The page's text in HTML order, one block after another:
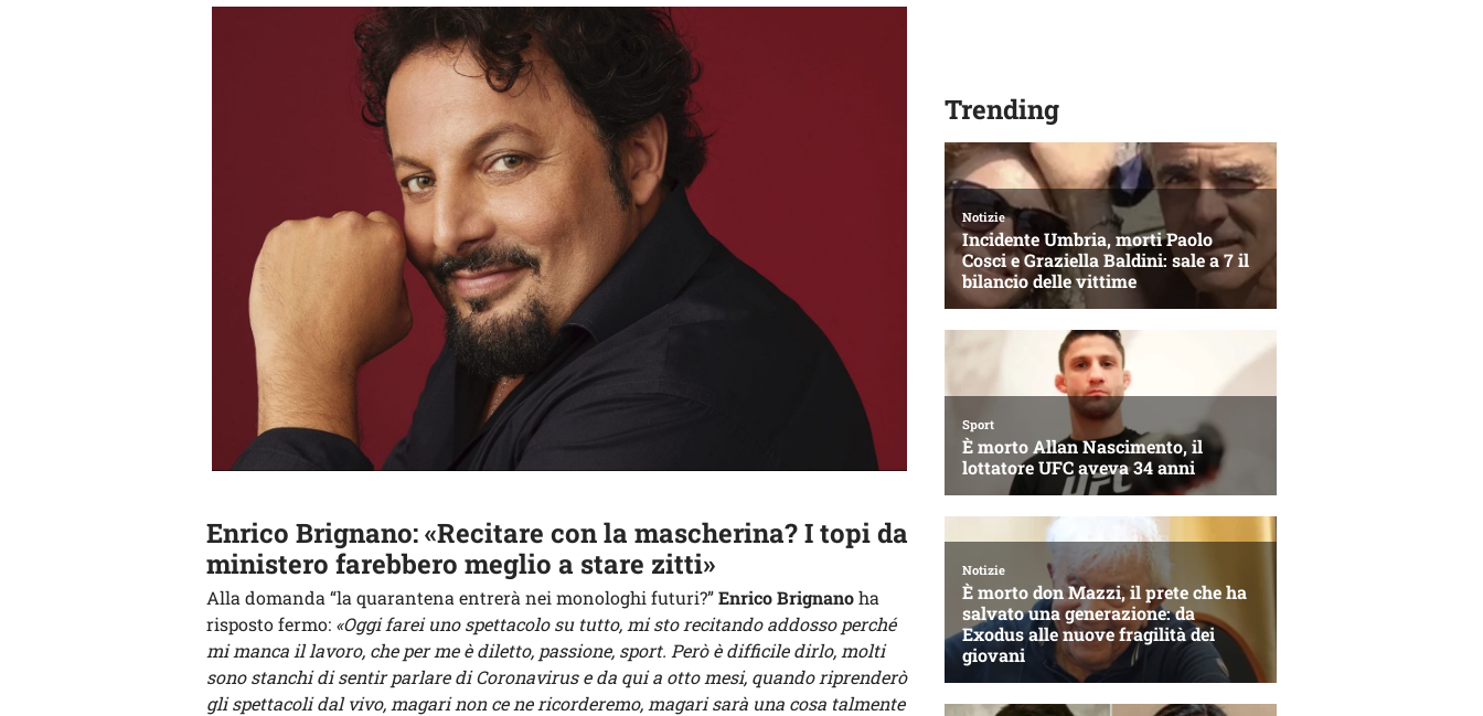
Enrico Brignano: «Recitare con la mascherina? I topi da
ministero farebbero meglio a stare zitti»
Alla domanda “la quarantena entrerà nei monologhi futuri?”Enrico Brignanoha
risposto fermo: «Oggi farei uno spettacolo su tutto, mi sto recitando addosso perché
mi manca il lavoro, che per me è diletto, passione, sport. Però è difficile dirlo, molti
sono stanchi di sentir parlare di Coronavirus e da qui a otto mesi, quando riprenderò
gli spettacoli dal vivo, magari non ce ne ricorderemo, magari sarà una cosa talmente
Trending